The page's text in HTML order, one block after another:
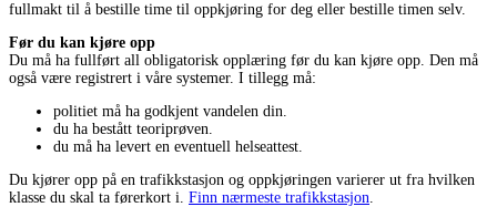
fullmakt til å bestille time til oppkjøring for deg eller bestille timen selv.
Før du kan kjøre opp
Du må ha fullført all obligatorisk opplæring før du kan kjøre opp. Den må
også være registrert i våre systemer. I tillegg må:
politiet må ha godkjent vandelen din.
du ha bestått teoriprøven.
du må ha levert en eventuell helseattest.
Du kjører opp på en trafikkstasjon og oppkjøringen varierer ut fra hvilken
klasse du skal ta førerkort i. Finn nærmeste trafikkstasjon